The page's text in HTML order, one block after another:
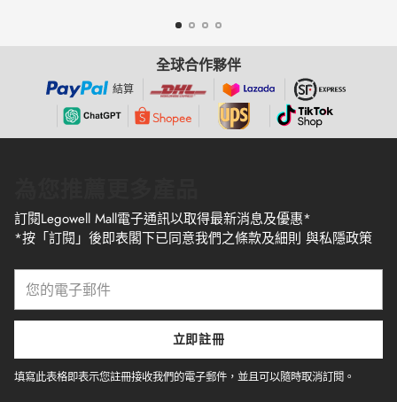
全球合作夥伴
結算
訂閱Legowell Mall電子通訊以取得最新消息及優惠*
*按「訂閱」後即表閣下已同意我們之條款及細則 與私隱政策
電
郵
件
立即註冊
填寫此表格即表示您註冊接收我們的電子郵件，並且可以隨時取消訂閱。